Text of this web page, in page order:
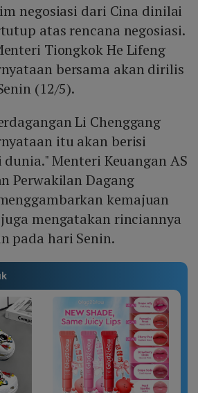
negosiasi dari Cina dinilai
atas rencana negosiasi.
Tiongkok He Lifeng
bersama akan dirilis
(12/5).
Li Chenggang
itu akan berisi
Menteri Keuangan AS
Perwakilan Dagang
kemajuan
mengatakan rinciannya
pada hari Senin.